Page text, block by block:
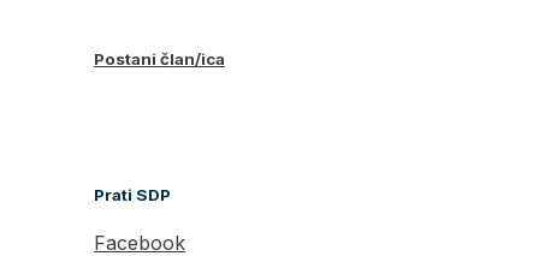
Postani član/ica
Prati SDP
Facebook